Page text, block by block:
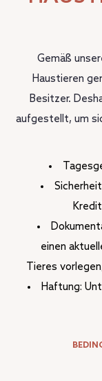
Gemäß
Haustieren
Besitzer.
aufgestellt, um
einen
Tieres
Haftung: